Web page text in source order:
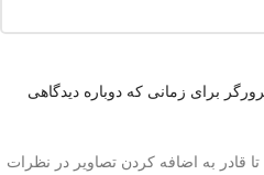
برای زمانی که دوباره دیدگاهی
قادر به اضافه کردن تصاویر در نظرات